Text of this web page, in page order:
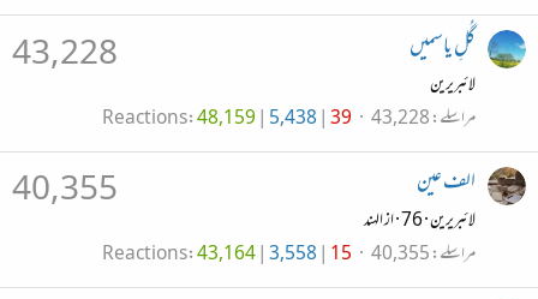
43,228 گُلِ یاسمیں
لائبریرین
مراسلے 43,228
Reactions 48,159 5,438 39
40,355 الف عین
لائبریرین·
·ازالہند
مراسلے 40,355
Reactions 43,164 3,558 15